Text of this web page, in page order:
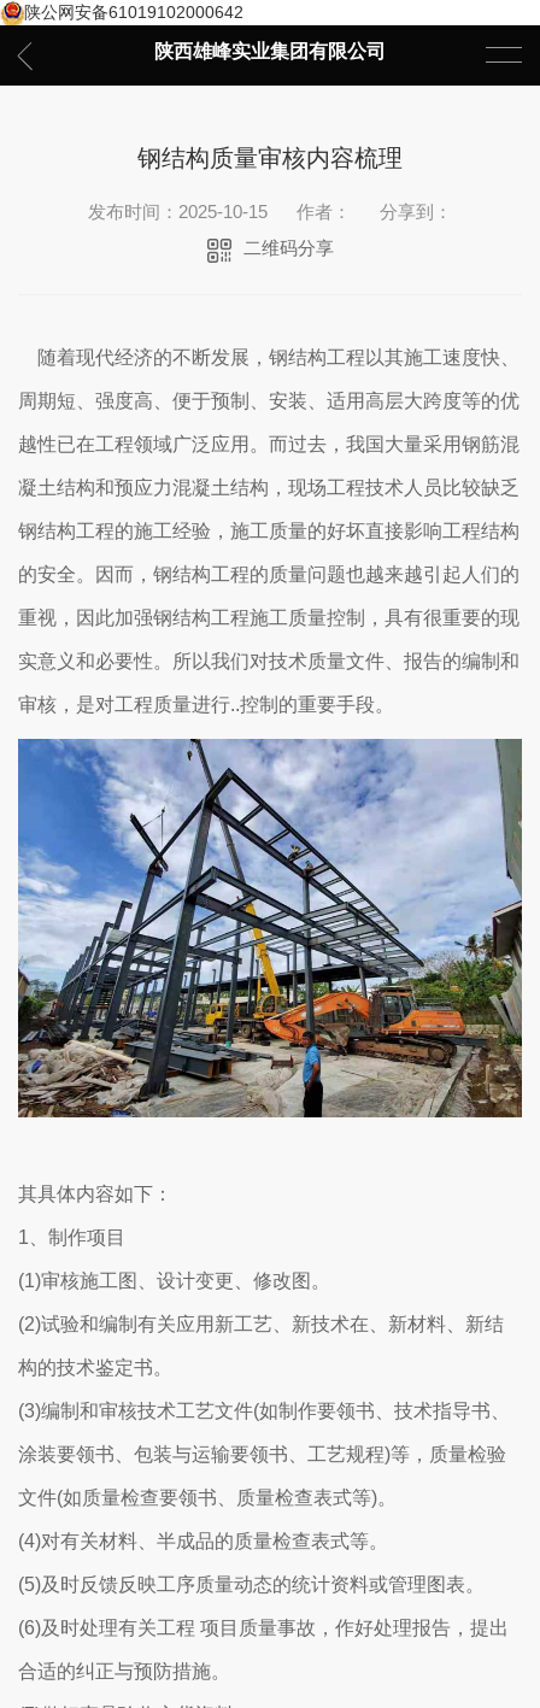
陕公网安备61019102000642
陕西雄峰实业集团有限公司
钢结构质量审核内容梳理
发布时间：2025-10-15 作者：
分享到：
二维码分享
随着现代经济的不断发展，钢结构工程以其施工速度快、
周期短、强度高、便于预制、安装、适用高层大跨度等的优
越性已在工程领域广泛应用。而过去，我国大量采用钢筋混
凝土结构和预应力混凝土结构，现场工程技术人员比较缺乏
钢结构工程的施工经验，施工质量的好坏直接影响工程结构
的安全。因而，钢结构工程的质量问题也越来越引起人们的
重视，因此加强钢结构工程施工质量控制，具有很重要的现
实意义和必要性。所以我们对技术质量文件、报告的编制和
审核，是对工程质量进行..控制的重要手段。
其具体内容如下：
1、制作项目
(1)审核施工图、设计变更、修改图。
(2)试验和编制有关应用新工艺、新技术在、新材料、新结
构的技术鉴定书。
(3)编制和审核技术工艺文件(如制作要领书、技术指导书、
涂装要领书、包装与运输要领书、工艺规程)等，质量检验
文件(如质量检查要领书、质量检查表式等)。
(4)对有关材料、半成品的质量检查表式等。
(5)及时反馈反映工序质量动态的统计资料或管理图表。
(6)及时处理有关工程 项目质量事故，作好处理报告，提出
合适的纠正与预防措施。